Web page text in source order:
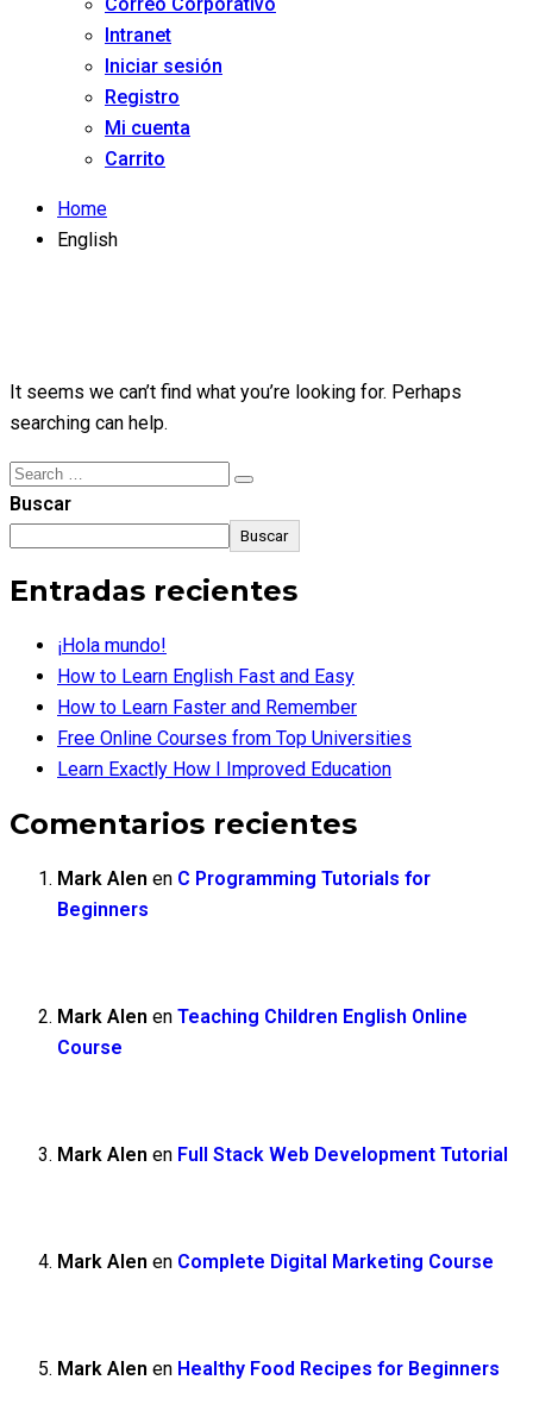
Intranet
Iniciar sesión
Registro
Mi cuenta
Carrito
Home
English
It seems we can’t find what you’re looking for. Perhaps
searching can help.
Search
for:
Search
Buscar
Buscar
Entradas recientes
¡Hola mundo!
How to Learn English Fast and Easy
How to Learn Faster and Remember
Free Online Courses from Top Universities
Learn Exactly How I Improved Education
Comentarios recientes
Mark Alen en C Programming Tutorials for
Beginners
Mark Alen en Teaching Children English Online
Course
Mark Alen en Full Stack Web Development Tutorial
Mark Alen en Complete Digital Marketing Course
Mark Alen en Healthy Food Recipes for Beginners